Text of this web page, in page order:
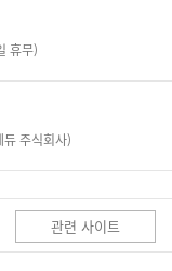
휴무)
주식회사)
관련 사이트